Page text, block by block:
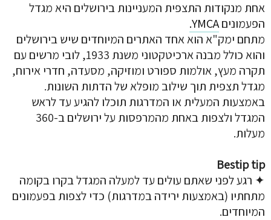
אחת מנקודות התצפית המעניינות בירושלים היא מגדל
הפעמוניםYMCA.
מתחם ימק"א הוא אחד האתרים המיוחדים שיש בירושלים
והוא כולל מבנה ארכיטקטוני משנת 1933, לובי מרשים עם
תקרה מעץ, אולמות ספורט ומוזיקה, מסעדה, חדרי אירוח,
מגדל תצפית תוך שילוב מופלא של הדתות השונות.
באמצעות המעלית או המדרגות תוכלו להגיע עד לראש
המגדל ולצפות באחת מהמרפסות על ירושלים ב-360
מעלות.
Bestip tip
✦ רגע לפני שאתם עולים עד למעלה המגדל בקרו בקומה
מתחתיו (באמצעות ירידה במדרגות) כדי לצפות בפעמונים
המיוחדים.